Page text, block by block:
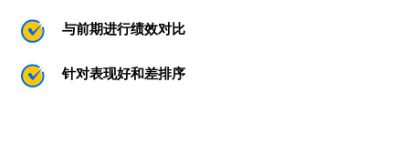
与前期进行绩效对比
针对表现好和差排序